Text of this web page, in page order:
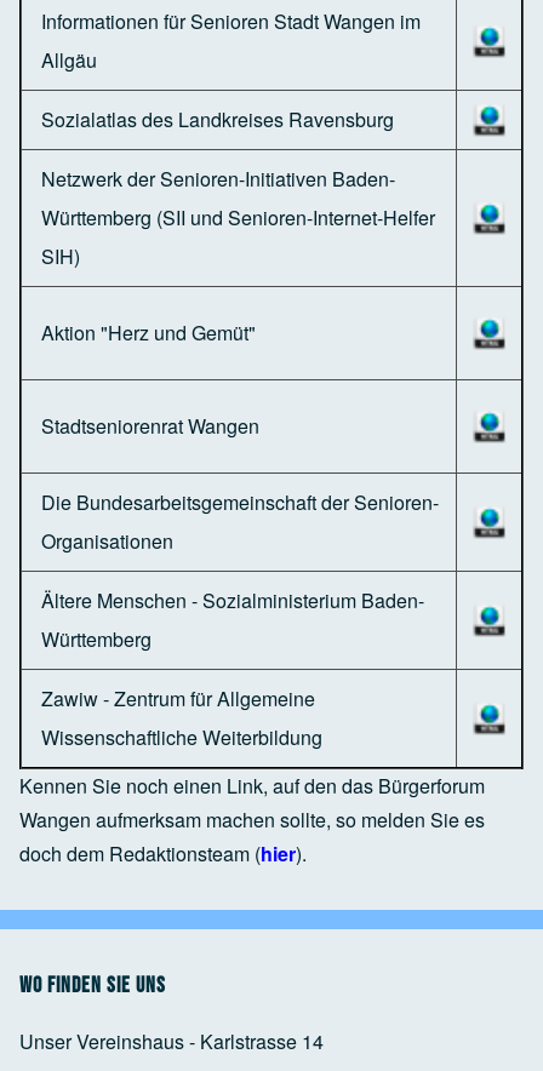
Informationen für Senioren Stadt Wangen im
Allgäu
Sozialatlas des Landkreises Ravensburg
Netzwerk der Senioren-Initiativen Baden-
Württemberg (SII und Senioren-Internet-Helfer
SIH)
Aktion "Herz und Gemüt"
Stadtseniorenrat Wangen
Die Bundesarbeitsgemeinschaft der Senioren-
Organisationen
Ältere Menschen - Sozialministerium Baden-
Württemberg
Zawiw - Zentrum für Allgemeine
Wissenschaftliche Weiterbildung
Kennen Sie noch einen Link, auf den das Bürgerforum
Wangen aufmerksam machen sollte, so melden Sie es
doch dem Redaktionsteam (hier).
Wo finden Sie uns
Unser Vereinshaus - Karlstrasse 14